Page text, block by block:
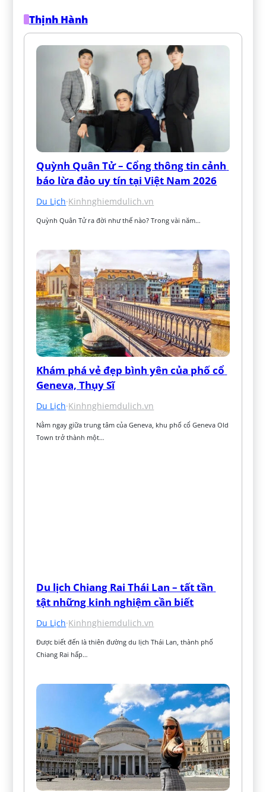
Thịnh Hành
Quỳnh Quân Tử – Cổng thông tin cảnh
báo lừa đảo uy tín tại Việt Nam 2026
Du Lịch·Kinhnghiemdulich.vn
Quỳnh Quân Tử ra đời như thế nào? Trong vài năm…
Khám phá vẻ đẹp bình yên của phố cổ
Geneva, Thụy Sĩ
Du Lịch·Kinhnghiemdulich.vn
Nằm ngay giữa trung tâm của Geneva, khu phố cổ Geneva Old
Town trở thành một…
Du lịch Chiang Rai Thái Lan – tất tần
tật những kinh nghiệm cần biết
Du Lịch·Kinhnghiemdulich.vn
Được biết đến là thiên đường du lịch Thái Lan, thành phố
Chiang Rai hấp…